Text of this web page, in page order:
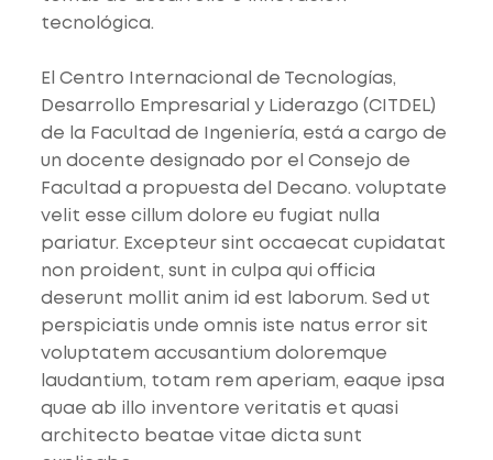
tecnológica.
El Centro Internacional de Tecnologías,
Desarrollo Empresarial y Liderazgo (CITDEL)
de la Facultad de Ingeniería, está a cargo de
un docente designado por el Consejo de
Facultad a propuesta del Decano. voluptate
velit esse cillum dolore eu fugiat nulla
pariatur. Excepteur sint occaecat cupidatat
non proident, sunt in culpa qui officia
deserunt mollit anim id est laborum. Sed ut
perspiciatis unde omnis iste natus error sit
voluptatem accusantium doloremque
laudantium, totam rem aperiam, eaque ipsa
quae ab illo inventore veritatis et quasi
architecto beatae vitae dicta sunt